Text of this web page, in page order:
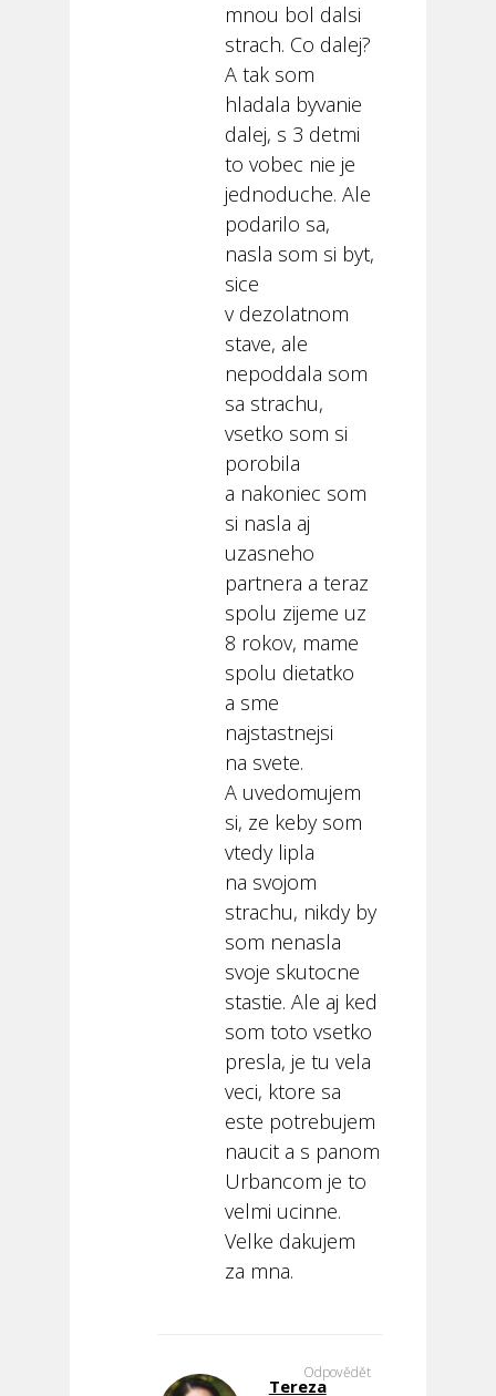
mnou bol dalsi
strach. Co dalej?
A tak som
hladala byvanie
dalej, s 3 detmi
to vobec nie je
jednoduche. Ale
podarilo sa,
nasla som si byt,
sice
v dezolatnom
stave, ale
nepoddala som
sa strachu,
vsetko som si
porobila
a nakoniec som
si nasla aj
uzasneho
partnera a teraz
spolu zijeme uz
8 rokov, mame
spolu dietatko
a sme
najstastnejsi
na svete.
A uvedomujem
si, ze keby som
vtedy lipla
na svojom
strachu, nikdy by
som nenasla
svoje skutocne
stastie. Ale aj ked
som toto vsetko
presla, je tu vela
veci, ktore sa
este potrebujem
naucit a s panom
Urbancom je to
velmi ucinne.
Velke dakujem
za mna.
Tereza
Odpovědět